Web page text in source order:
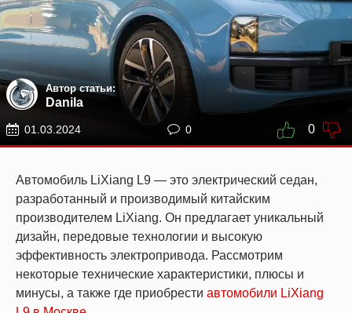
Автор статьи:
Danila
01.03.2024 0 0
Автомобиль LiXiang L9 — это электрический седан,
разработанный и производимый китайским
производителем LiXiang. Он предлагает уникальный
дизайн, передовые технологии и высокую
эффективность электропривода. Рассмотрим
некоторые технические характеристики, плюсы и
минусы, а также где приобрести автомобили LiXiang